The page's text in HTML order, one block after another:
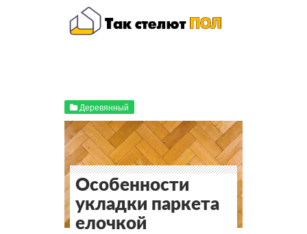
Деревянный
Особенности
укладки паркета
елочкой